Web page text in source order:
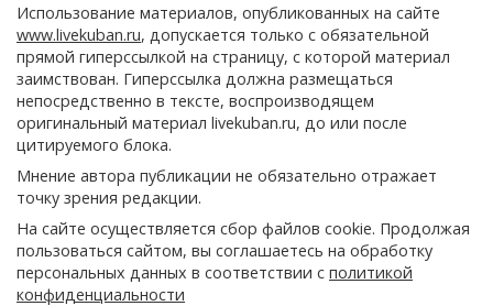
Использование материалов, опубликованных на сайте
www.livekuban.ru, допускается только с обязательной
прямой гиперссылкой на страницу, с которой материал
заимствован. Гиперссылка должна размещаться
непосредственно в тексте, воспроизводящем
оригинальный материал livekuban.ru, до или после
цитируемого блока.
Мнение автора публикации не обязательно отражает
точку зрения редакции.
На сайте осуществляется сбор файлов cookie. Продолжая
пользоваться сайтом, вы соглашаетесь на обработку
персональных данных в соответствии с политикой
конфиденциальности